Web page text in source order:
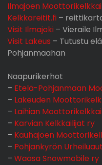
Ilmajoen
Kelkkareitit.fi –
Visit Ilmajoki – Vieraile
Visit Lakeus – Tutustu
Pohjanmaahan
Naapurikerhot
– Etelä-Pohjanmaan
– Lakeuden
– Laihian
– Karvian Kelkkailijat ry
– Kauhajoen
– Pohjankyrön
– Waasa Snowmobile ry